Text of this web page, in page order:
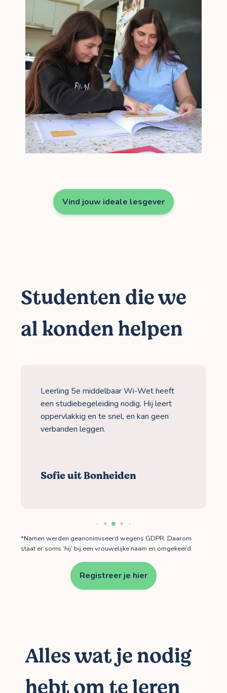
Vind jouw ideale lesgever
Studenten die we
al konden helpen
Leerling 5e middelbaar Wi-Wet heeft
een studiebegeleiding nodig. Hij leert
oppervlakkig en te snel, en kan geen
verbanden leggen.
Sofie uit Bonheiden
*Namen werden geanonimiseerd wegens GDPR. Daarom
staat er soms ‘hij’ bij een vrouwelijke naam en omgekeerd.
Registreer je hier
Alles wat je nodig